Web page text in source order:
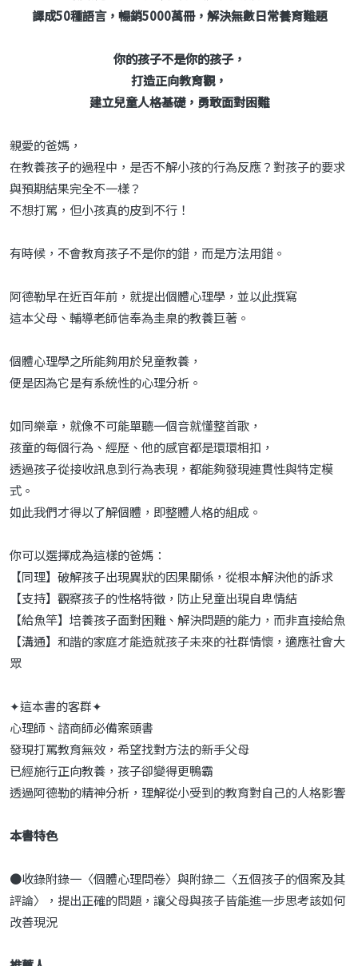
譯成50種語言，暢銷5000萬冊，解決無數日常養育難題
你的孩子不是你的孩子，
打造正向教育觀，
建立兒童人格基礎，勇敢面對困難
親愛的爸媽，
在教養孩子的過程中，是否不解小孩的行為反應？對孩子的要求
與預期結果完全不一樣？
不想打罵，但小孩真的皮到不行！
有時候，不會教育孩子不是你的錯，而是方法用錯。
阿德勒早在近百年前，就提出個體心理學，並以此撰寫
這本父母、輔導老師信奉為圭臬的教養巨著。
個體心理學之所能夠用於兒童教養，
便是因為它是有系統性的心理分析。
如同樂章，就像不可能單聽一個音就懂整首歌，
孩童的每個行為、經歷、他的感官都是環環相扣，
透過孩子從接收訊息到行為表現，都能夠發現連貫性與特定模
式。
如此我們才得以了解個體，即整體人格的組成。
你可以選擇成為這樣的爸媽：
【同理】破解孩子出現異狀的因果關係，從根本解決他的訴求
【支持】觀察孩子的性格特徵，防止兒童出現自卑情結
【給魚竿】培養孩子面對困難、解決問題的能力，而非直接給魚
【溝通】和諧的家庭才能造就孩子未來的社群情懷，適應社會大
眾
✦這本書的客群✦
心理師、諮商師必備案頭書
發現打罵教育無效，希望找對方法的新手父母
已經施行正向教養，孩子卻變得更鴨霸
透過阿德勒的精神分析，理解從小受到的教育對自己的人格影響
本書特色
●收錄附錄一〈個體心理問卷〉與附錄二〈五個孩子的個案及其
評論〉，提出正確的問題，讓父母與孩子皆能進一步思考該如何
改善現況